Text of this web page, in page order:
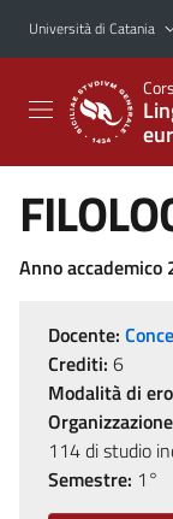
Vai al contenuto
Vai al menu di
Università di Catania
Anno
Docente:
Crediti: 6
Modalità di
114 di studio
Semestre: 1°